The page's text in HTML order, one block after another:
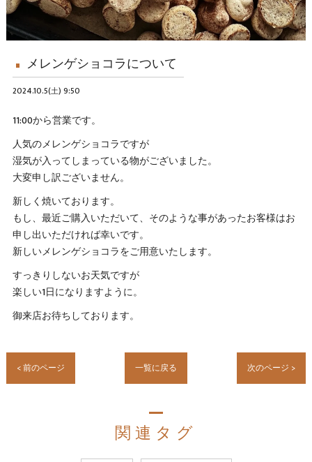
メレンゲショコラについて
2024.10.5(土) 9:50
11:00から営業です。
人気のメレンゲショコラですが
湿気が入ってしまっている物がございました。
大変申し訳ございません。
新しく焼いております。
もし、最近ご購入いただいて、そのような事があったお客様はお
申し出いただければ幸いです。
新しいメレンゲショコラをご用意いたします。
すっきりしないお天気ですが
楽しい1日になりますように。
御来店お待ちしております。
< 前のページ 一覧に戻る 次のページ >
関連タグ